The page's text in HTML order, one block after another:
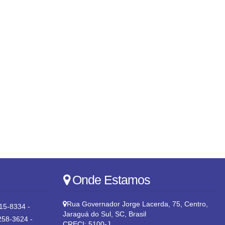
8334 -
3624 -
Onde Estamos
Rua Governador Jorge Lacerda 75, Centro,
Jaraguá do Sul, SC, Brasil